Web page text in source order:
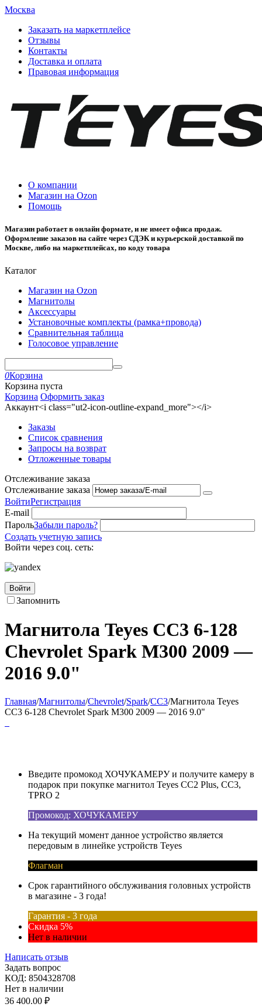
Москва
Заказать на маркетплейсе
Отзывы
Контакты
Доставка и оплата
Правовая информация
О компании
Магазин на Ozon
Помощь
Магазин работает в онлайн формате, и не имеет офиса продаж.
Оформление заказов на сайте через СДЭК и курьерской доставкой по
Москве, либо на маркетплейсах, по коду товара
Каталог
Магазин на Ozon
Магнитолы
Аксессуары
Установочные комплекты (рамка+провода)
Сравнительная таблица
Голосовое управление
0Корзина
Корзина пуста
Корзина Оформить заказ
Аккаунт<i class="ut2-icon-outline-expand_more"></i>
Заказы
Список сравнения
Запросы на возврат
Отложенные товары
Отслеживание заказа
Отслеживание заказа
ВойтиРегистрация
E-mail
ПарольЗабыли пароль?
Создать учетную запись
Войти через соц. сеть:
Войти
Запомнить
Магнитола Teyes CC3 6-128
Chevrolet Spark M300 2009 —
2016 9.0"
Главная/Магнитолы/Chevrolet/Spark/CC3/Магнитола Teyes
CC3 6-128 Chevrolet Spark M300 2009 — 2016 9.0"
Введите промокод ХОЧУКАМЕРУ и получите камеру в
подарок при покупке магнитол Teyes CC2 Plus, CC3,
TPRO 2
Промокод: ХОЧУКАМЕРУ
На текущий момент данное устройство является
передовым в линейке устройств Teyes
Флагман
Срок гарантийного обслуживания головных устройств
в магазине - 3 года!
Гарантия - 3 года
Скидка 5%
Нет в наличии
Написать отзыв
Задать вопрос
КОД: 8504328708
Нет в наличии
36 400.00 ₽